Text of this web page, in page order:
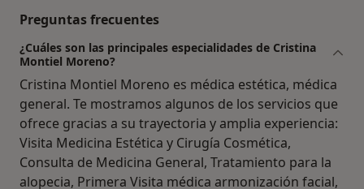
Preguntas frecuentes
¿Cuáles son las principales especialidades de Cristina
Montiel Moreno?
Cristina Montiel Moreno es médica estética, médica
general. Te mostramos algunos de los servicios que
ofrece gracias a su trayectoria y amplia experiencia:
Visita Medicina Estética y Cirugía Cosmética,
Consulta de Medicina General, Tratamiento para la
alopecia, Primera Visita médica armonización facial,